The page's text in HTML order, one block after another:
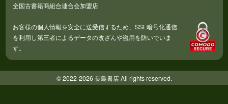
全国古書籍商組合連合会加盟店
お客様の個人情報を安全に送受信するため、SSL暗号化通信
を利用し第三者によるデータの改ざんや盗用を防いでいま
す。
© 2022-2026 長島書店 All rights reserved.